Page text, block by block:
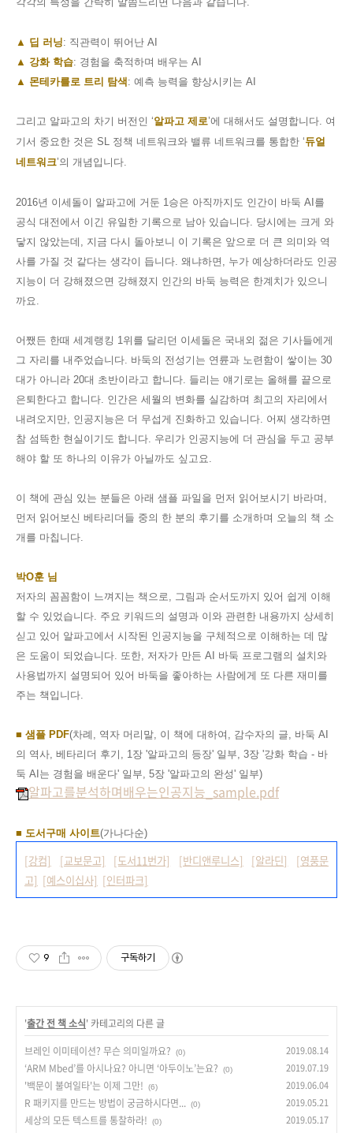
▲ 딥 러닝: 직관력이 뛰어난 AI
▲ 강화 학습: 경험을 축적하며 배우는 AI
▲ 몬테카를로 트리 탐색 : 예측 능력을 향상시키는 AI
그리고 알파고의 차기 버전인 ‘알파고 제로’에 대해서도 설명합니다. 여
기서 중요한 것은 SL 정책 네트워크와 밸류 네트워크를 통합한 ‘듀얼
네트워크’의 개념입니다.
2016년 이세돌이 알파고에 거둔 1승은 아직까지도 인간이 바둑 AI 를
공식 대전에서 이긴 유일한 기록으로 남아 있습니다. 당시에는 크게 와
닿지 않았는데 , 지금 다시 돌아보니 이 기록은 앞으로 더 큰 의미와 역
사를 가질 것 같다는 생각이 듭니다. 왜냐하면 , 누가 예상하더라도 인공
지능이 더 강해졌으면 강해졌지 인간의 바둑 능력은 한계치가 있으니
까요.
어쨌든 한때 세계랭킹 1위를 달리던 이세돌은 국내외 젊은 기사들에게
그 자리를 내주었습니다. 바둑의 전성기는 연륜과 노련함이 쌓이는 30
대가 아니라 20대 초반이라고 합니다. 들리는 얘기로는 올해를 끝으로
은퇴한다고 합니다. 인간은 세월의 변화를 실감하며 최고의 자리에서
내려오지만, 인공지능은 더 무섭게 진화하고 있습니다. 어찌 생각하면
참 섬뜩한 현실이기도 합니다. 우리가 인공지능에 더 관심을 두고 공부
해야 할 또 하나의 이유가 아닐까도 싶고요.
이 책에 관심 있는 분들은 아래 샘플 파일을 먼저 읽어보시기 바라며 ,
먼저 읽어보신 베타리더들 중의 한 분의 후기를 소개하며 오늘의 책 소
개를 마칩니다.
박O훈 님
저자의 꼼꼼함이 느껴지는 책으로, 그림과 순서도까지 있어 쉽게 이해
할 수 있었습니다. 주요 키워드의 설명과 이와 관련한 내용까지 상세히
싣고 있어 알파고에서 시작된 인공지능을 구체적으로 이해하는 데 많
은 도움이 되었습니다. 또한, 저자가 만든 AI 바둑 프로그램의 설치와
사용법까지 설명되어 있어 바둑을 좋아하는 사람에게 또 다른 재미를
주는 책입니다.
■ 샘플 PDF(차례, 역자 머리말, 이 책에 대하여, 감수자의 글, 바둑 AI
의 역사, 베타리더 후기, 1장 '알파고의 등장' 일부, 3장 '강화 학습 - 바
둑 AI는 경험을 배운다' 일부, 5장 '알파고의 완성' 일부)
알파고를분석하며배우는인공지능_sample.pdf
■ 도서구매 사이트(가나다순)
[강컴] [교보문고] [도서11번가] [반디앤루니스] [알라딘]
[영풍문
고] [예스이십사] [인터파크]
9 구독하기
'출간 전 책 소식' 카테고리의 다른 글
브레인 이미테이션? 무슨 의미일까요?
(0) 2019.08.14
‘ARM Mbed’를 아시나요? 아니면 ‘아두이노’는요? (0) 2019.07.19
'백문이 불여일타'는 이제 그만! (6) 2019.06.04
R 패키지를 만드는 방법이 궁금하시다면... (0) 2019.05.21
세상의 모든 텍스트를 통찰하라! (0) 2019.05.17